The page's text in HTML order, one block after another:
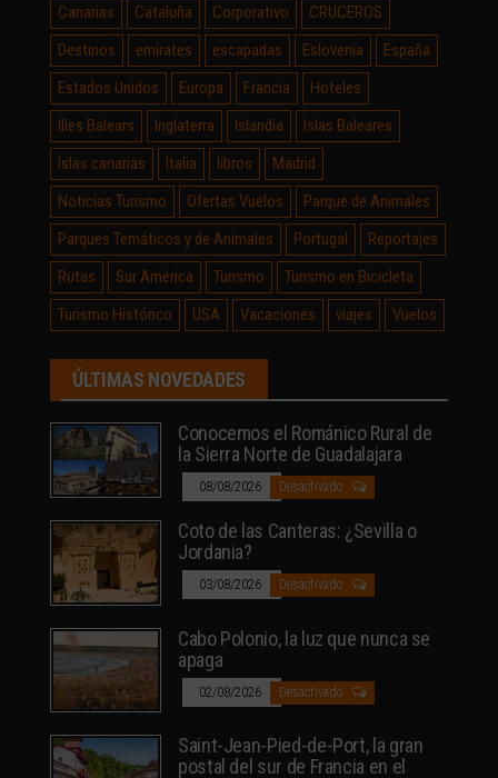
Canarias
Cataluña Corporativo
CRUCEROS
Destinos
emirates escapadas Eslovenia
España
Estados Unidos
Europa Francia
Hoteles
Illes Balears
Inglaterra Islandia
Islas Baleares
Islas canarias
Italia libros
Madrid
Noticias Turismo
Ofertas Vuelos
Parque de Animales
Parques Temáticos y de Animales
Portugal
Reportajes
Rutas
Sur América Turismo
Turismo en Bicicleta
Turismo Histórico
USA Vacaciones viajes Vuelos
ÚLTIMAS NOVEDADES
Conocemos el Románico Rural de
la Sierra Norte de Guadalajara
08/08/2026 Desactivado
Coto de las Canteras: ¿Sevilla o
Jordania?
03/08/2026 Desactivado
Cabo Polonio, la luz que nunca se
apaga
02/08/2026 Desactivado
Saint-Jean-Pied-de-Port, la gran
postal del sur de Francia en el